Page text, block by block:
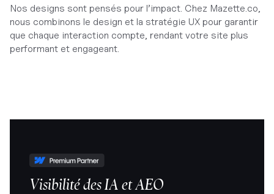
Nos designs sont pensés pour l’impact. Chez Mazette.co,
nous combinons le design et la stratégie UX pour garantir
que chaque interaction compte, rendant votre site plus
performant et engageant.
Visibilité des IA et AEO